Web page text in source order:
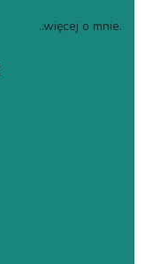
..więcej o mnie.